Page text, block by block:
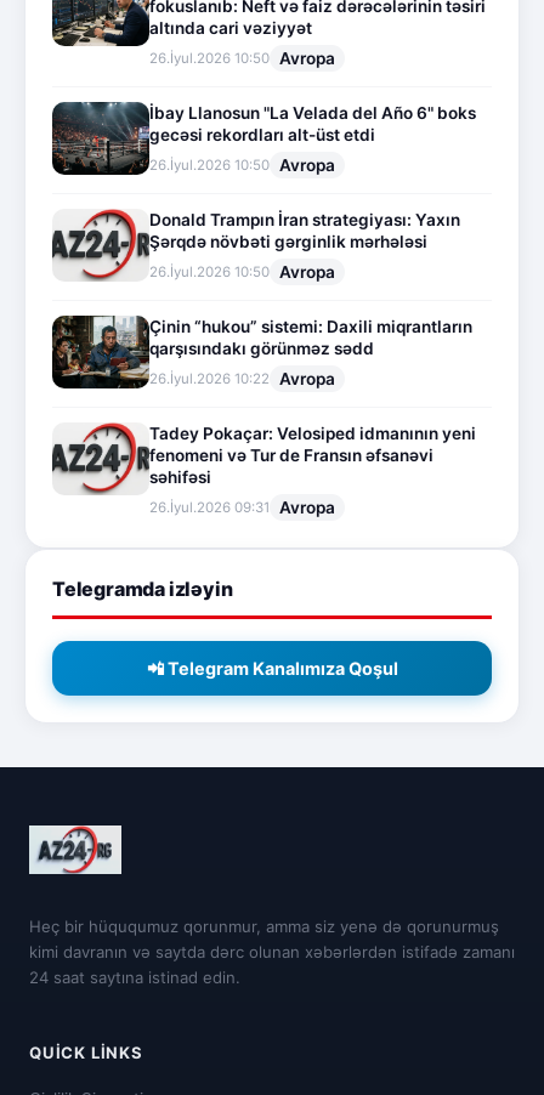
fokuslanıb: Neft və faiz dərəcələrinin təsiri
altında cari vəziyyət
26.İyul.2026 10:50 Avropa
İbay Llanosun "La Velada del Año 6" boks
gecəsi rekordları alt-üst etdi
26.İyul.2026 10:50 Avropa
Donald Trampın İran strategiyası: Yaxın
Şərqdə növbəti gərginlik mərhələsi
26.İyul.2026 10:50 Avropa
Çinin “hukou” sistemi: Daxili miqrantların
qarşısındakı görünməz sədd
26.İyul.2026 10:22 Avropa
Tadey Pokaçar: Velosiped idmanının yeni
fenomeni və Tur de Fransın əfsanəvi
səhifəsi
26.İyul.2026 09:31 Avropa
Telegramda izləyin
📲 Telegram Kanalımıza Qoşul
Heç bir hüququmuz qorunmur, amma siz yenə də qorunurmuş
kimi davranın və saytda dərc olunan xəbərlərdən istifadə zamanı
24 saat saytına istinad edin.
QUICK LINKS